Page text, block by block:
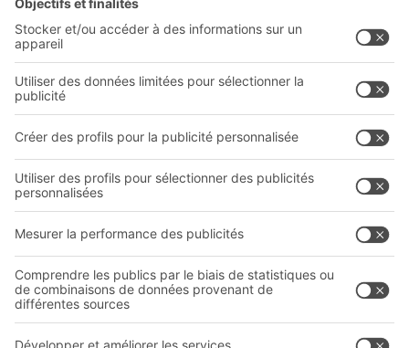
Solutions
Solutions intralogistiques
Bacs en plastique
Systèmes de rayonnages
Prestations de service
Entreprise
Qui sommes-nous ?
Sites internationaux
Sites de production
Follow us
ABIT O